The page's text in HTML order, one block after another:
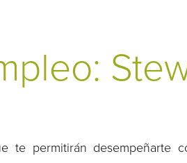
te permitirán desempeñarte